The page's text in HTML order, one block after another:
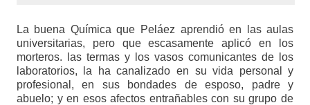
La buena Química que Peláez aprendió en las aulas
universitarias, pero que escasamente aplicó en los
morteros. las termas y los vasos comunicantes de los
laboratorios, la ha canalizado en su vida personal y
profesional, en sus bondades de esposo, padre y
abuelo; y en esos afectos entrañables con su grupo de